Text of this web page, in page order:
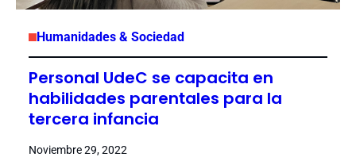
Humanidades & Sociedad
Personal UdeC se capacita en
habilidades parentales para la
tercera infancia
Noviembre 29, 2022